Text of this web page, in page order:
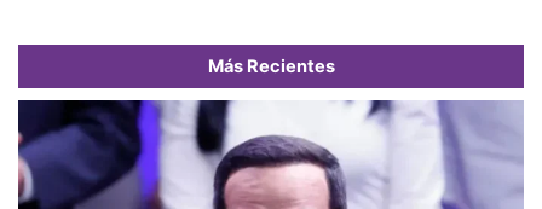
Más Recientes